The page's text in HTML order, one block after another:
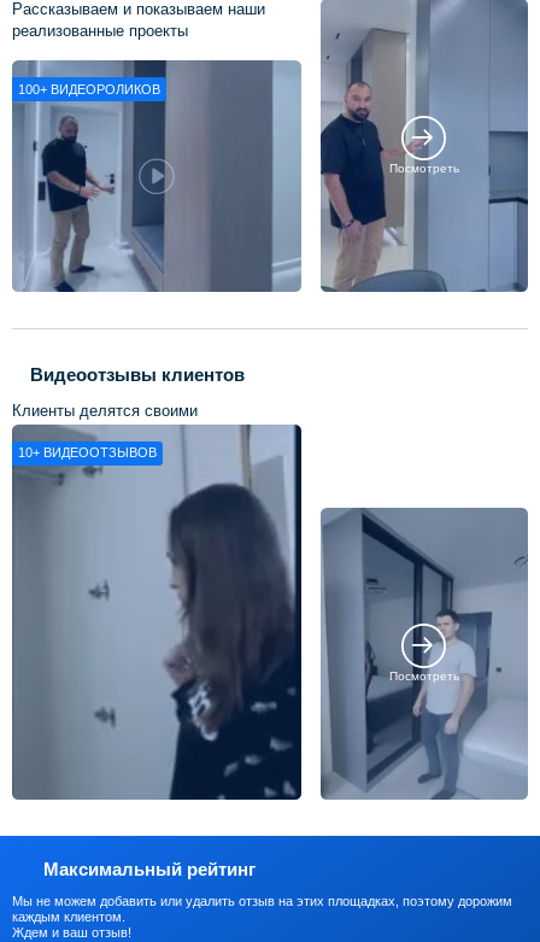
Рассказываем и показываем наши
реализованные проекты
100+ ВИДЕОРОЛИКОВ
Посмотреть
Видеоотзывы клиентов
Клиенты делятся своими
впечатлениями о нашей работе
10+ ВИДЕООТЗЫВОВ
Посмотреть
Максимальный рейтинг
Мы не можем добавить или удалить отзыв на этих площадках, поэтому дорожим
каждым клиентом.
Ждем и ваш отзыв!